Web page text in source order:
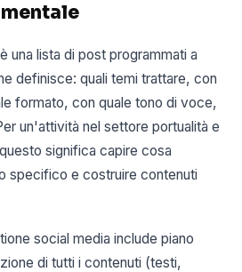
una lista di post programmati a
definisce: quali temi trattare, con
formato, con quale tono di voce,
un'attività nel settore portualità e
significa capire cosa
specifico e costruire contenuti
social media include piano
di tutti i contenuti (testi,